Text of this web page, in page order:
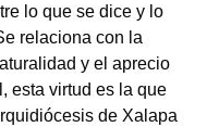
lo que se dice y lo
relaciona con la
y el aprecio
esta virtud es la que
de Xalapa